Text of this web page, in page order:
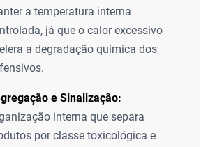
a temperatura interna
já que o calor excessivo
a degradação química dos
e Sinalização:
interna que separa
por classe toxicológica e